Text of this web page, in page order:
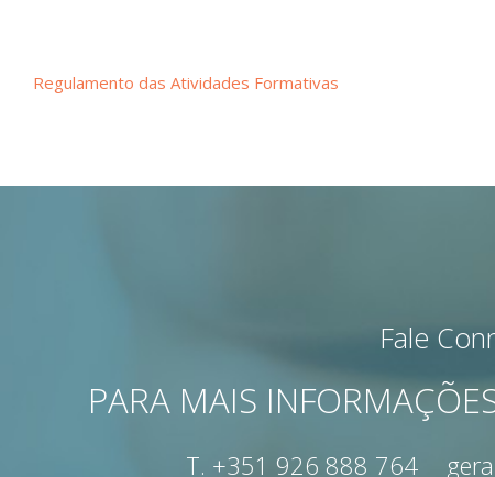
Regulamento das Atividades Formativas
Fale
PARA MAIS
T. +351 926 888 764